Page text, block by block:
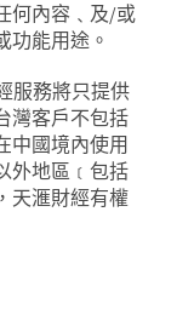
何內容﹑及/或
功能用途。
服務將只提供
灣客戶不包括
中國境內使用
外地區﹝包括
天滙財經有權